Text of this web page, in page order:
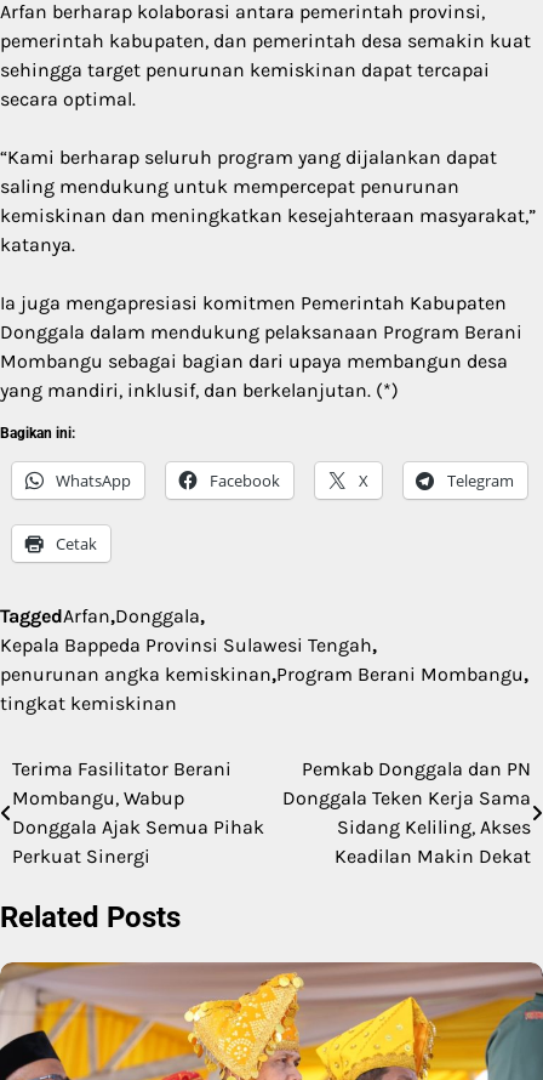
Arfan berharap kolaborasi antara pemerintah provinsi,
pemerintah kabupaten, dan pemerintah desa semakin kuat
sehingga target penurunan kemiskinan dapat tercapai
secara optimal.
“Kami berharap seluruh program yang dijalankan dapat
saling mendukung untuk mempercepat penurunan
kemiskinan dan meningkatkan kesejahteraan masyarakat,”
katanya.
Ia juga mengapresiasi komitmen Pemerintah Kabupaten
Donggala dalam mendukung pelaksanaan Program Berani
Mombangu sebagai bagian dari upaya membangun desa
yang mandiri, inklusif, dan berkelanjutan. (*)
Bagikan ini:
WhatsApp Facebook X Telegram
Cetak
TaggedArfan,Donggala,
Kepala Bappeda Provinsi Sulawesi Tengah,
penurunan angka kemiskinan,Program Berani Mombangu,
tingkat kemiskinan
Navigasi
pos
Terima Fasilitator Berani
Mombangu, Wabup
Donggala Ajak Semua Pihak
Perkuat Sinergi
Pemkab Donggala dan PN
Donggala Teken Kerja Sama
Sidang Keliling, Akses
Keadilan Makin Dekat
Related Posts